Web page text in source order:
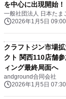
を中心に出現開始！
一般社団法人 日本たま
2026年1月5日 09:00
クラフトジン市場
クト 関西110店舗
ィング最終局面へ
andground合同会社
2026年1月5日 07:30